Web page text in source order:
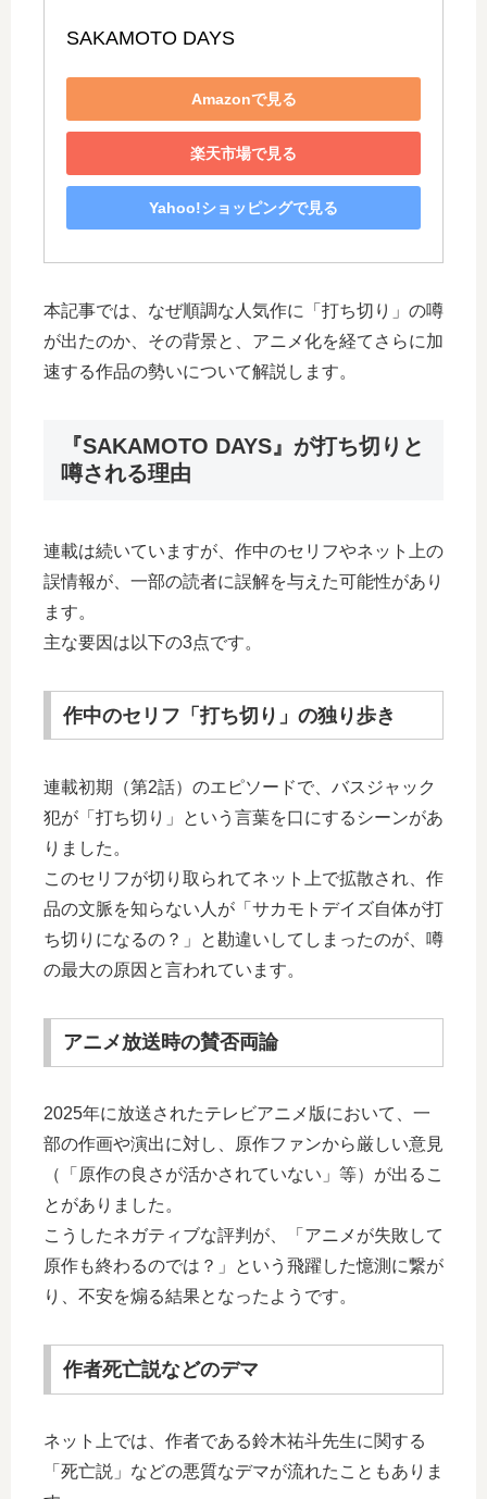
SAKAMOTO DAYS
Amazonで見る
楽天市場で見る
Yahoo!ショッピングで見る
本記事では、なぜ順調な人気作に「打ち切り」の噂
が出たのか、その背景と、アニメ化を経てさらに加
速する作品の勢いについて解説します。
『SAKAMOTO DAYS』が打ち切りと
噂される理由
連載は続いていますが、作中のセリフやネット上の
誤情報が、一部の読者に誤解を与えた可能性があり
ます。
主な要因は以下の3点です。
作中のセリフ「打ち切り」の独り歩き
連載初期（第2話）のエピソードで、バスジャック
犯が「打ち切り」という言葉を口にするシーンがあ
りました。
このセリフが切り取られてネット上で拡散され、作
品の文脈を知らない人が「サカモトデイズ自体が打
ち切りになるの？」と勘違いしてしまったのが、噂
の最大の原因と言われています。
アニメ放送時の賛否両論
2025年に放送されたテレビアニメ版において、一
部の作画や演出に対し、原作ファンから厳しい意見
（「原作の良さが活かされていない」等）が出るこ
とがありました。
こうしたネガティブな評判が、「アニメが失敗して
原作も終わるのでは？」という飛躍した憶測に繋が
り、不安を煽る結果となったようです。
作者死亡説などのデマ
ネット上では、作者である鈴木祐斗先生に関する
「死亡説」などの悪質なデマが流れたこともありま